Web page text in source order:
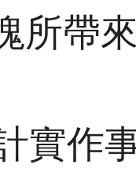
所帶
實作